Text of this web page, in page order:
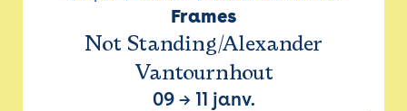
Frames
Not Standing/Alexander
Vantournhout
09→ 11 janv.